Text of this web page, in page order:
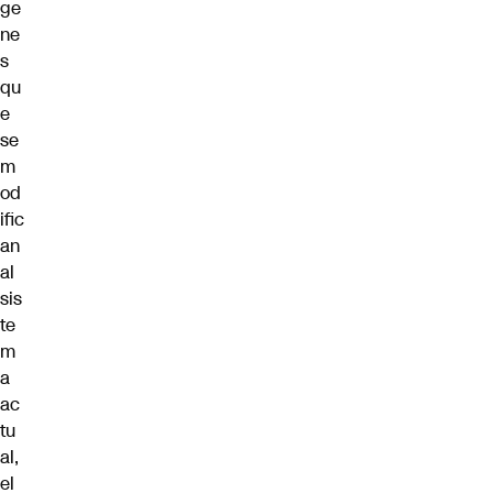
ge
ne
s
qu
e
se
m
od
ific
an
al
sis
te
m
a
ac
tu
al,
el